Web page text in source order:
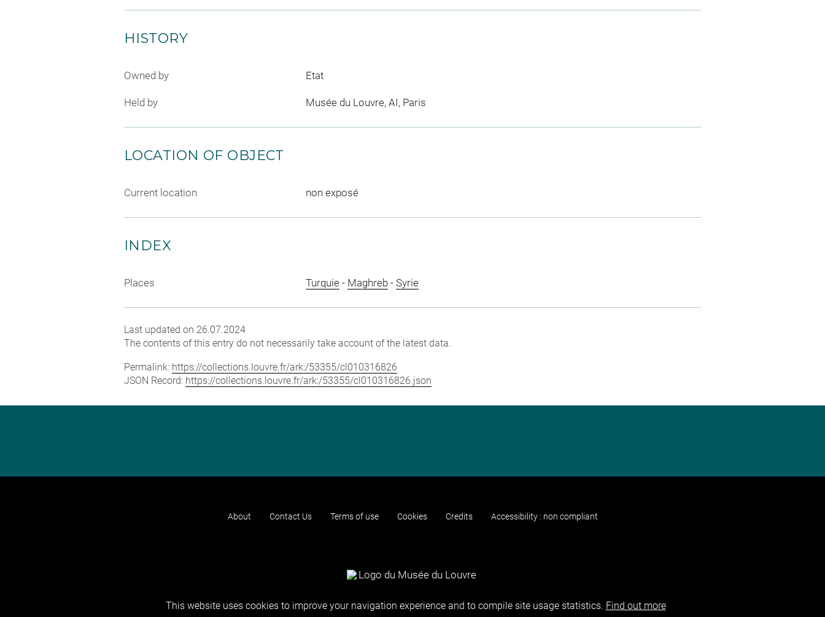
HISTORY
Owned by Etat
Held by Musée du Louvre, AI, Paris
LOCATION OF OBJECT
Current location non exposé
INDEX
Places Turquie- Maghreb- Syrie
Last updated on 26.07.2024
The contents of this entry do not necessarily take account of the latest data.
Permalink: https://collections.louvre.fr/ark:/53355/cl010316826
JSON Record: https://collections.louvre.fr/ark:/53355/cl010316826.json
About Contact Us Terms of use Cookies Credits Accessibility : non compliant
This website uses cookies to improve your navigation experience and to compile site usage statistics. Find out more